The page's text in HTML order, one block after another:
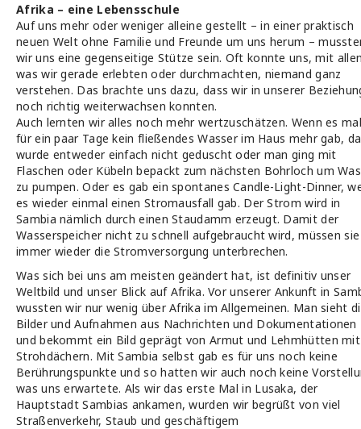
Afrika – eine Lebensschule
Auf uns mehr oder weniger alleine gestellt – in einer praktisch
neuen Welt ohne Familie und Freunde um uns herum –
wir uns eine gegenseitige Stütze sein. Oft konnte uns, mit
was wir gerade erlebten oder durchmachten, niemand ganz
verstehen. Das brachte uns dazu, dass wir in unserer
noch richtig weiterwachsen konnten.
Auch lernten wir alles noch mehr wertzuschätzen. Wenn es mal
für ein paar Tage kein fließendes Wasser im Haus mehr gab,
wurde entweder einfach nicht geduscht oder man ging mit
Flaschen oder Kübeln bepackt zum nächsten Bohrloch um
zu pumpen. Oder es gab ein spontanes Candle-Light-Dinner,
es wieder einmal einen Stromausfall gab. Der Strom wird in
Sambia nämlich durch einen Staudamm erzeugt. Damit der
Wasserspeicher nicht zu schnell aufgebraucht wird, müssen sie
immer wieder die Stromversorgung unterbrechen.
Was sich bei uns am meisten geändert hat, ist definitiv unser
Weltbild und unser Blick auf Afrika. Vor unserer Ankunft in
wussten wir nur wenig über Afrika im Allgemeinen. Man sieht
Bilder und Aufnahmen aus Nachrichten und Dokumentationen
und bekommt ein Bild geprägt von Armut und Lehmhütten mit
Strohdächern. Mit Sambia selbst gab es für uns noch keine
Berührungspunkte und so hatten wir auch noch keine
was uns erwartete. Als wir das erste Mal in Lusaka, der
Hauptstadt Sambias ankamen, wurden wir begrüßt von viel
Straßenverkehr, Staub und geschäftigem